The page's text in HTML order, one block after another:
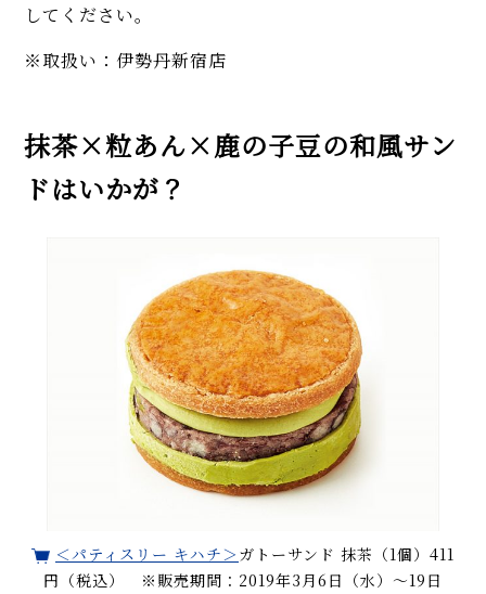
してください。
※取扱い：伊勢丹新宿店
抹茶×粒あん×鹿の子豆の和風サン
ドはいかが？
＜パティスリー キハチ＞ ガトーサンド 抹茶（1個）411
円（税込） ※販売期間：2019年3月6日（水）〜19日